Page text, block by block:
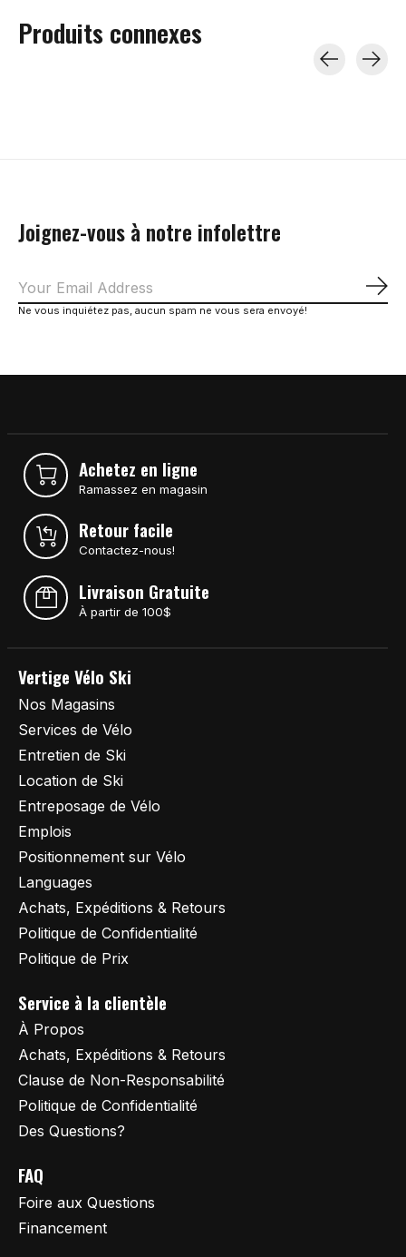
Produits connexes
Joignez-vous à notre infolettre
Ne vous inquiétez pas, aucun spam ne vous sera envoyé!
Achetez en ligne
Ramassez en magasin
Retour facile
Contactez-nous!
Livraison Gratuite
À partir de 100$
Vertige Vélo Ski
Nos Magasins
Services de Vélo
Entretien de Ski
Location de Ski
Entreposage de Vélo
Emplois
Positionnement sur Vélo
Languages
Achats, Expéditions & Retours
Politique de Confidentialité
Politique de Prix
Service à la clientèle
À Propos
Achats, Expéditions & Retours
Clause de Non-Responsabilité
Politique de Confidentialité
Des Questions?
FAQ
Foire aux Questions
Financement